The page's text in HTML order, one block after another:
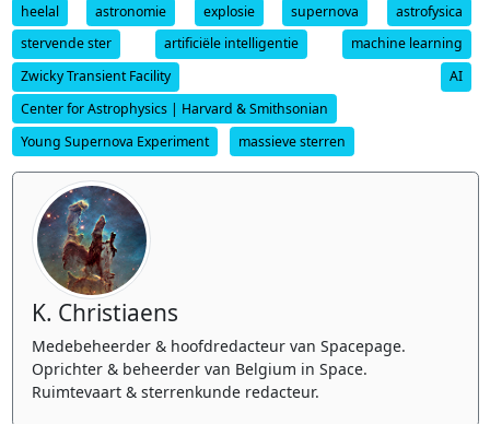
heelal astronomie explosie supernova
astrofysica
stervende ster
artificiële intelligentie
machine learning
Zwicky Transient Facility
AI
Center for Astrophysics | Harvard & Smithsonian
Young Supernova Experiment
massieve sterren
K. Christiaens
Medebeheerder & hoofdredacteur van Spacepage.
Oprichter & beheerder van Belgium in Space.
Ruimtevaart & sterrenkunde redacteur.